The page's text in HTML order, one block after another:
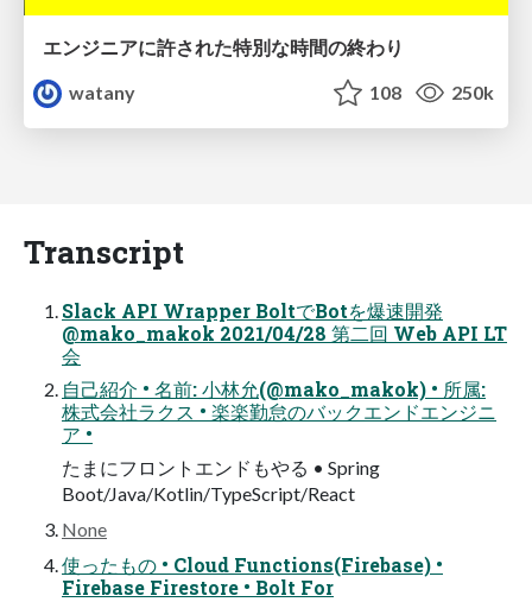
エンジニアに許された特別な時間の終わり
watany
108 250k
Transcript
Slack API Wrapper BoltでBotを爆速開発
@mako_makok 2021/04/28 第二回 Web API LT
会
自己紹介 • 名前: 小林允(@mako_makok) • 所属:
株式会社ラクス • 楽楽勤怠のバックエンドエンジニ
ア •
たまにフロントエンドもやる • Spring
Boot/Java/Kotlin/TypeScript/React
None
使ったもの • Cloud Functions(Firebase) •
Firebase Firestore • Bolt For